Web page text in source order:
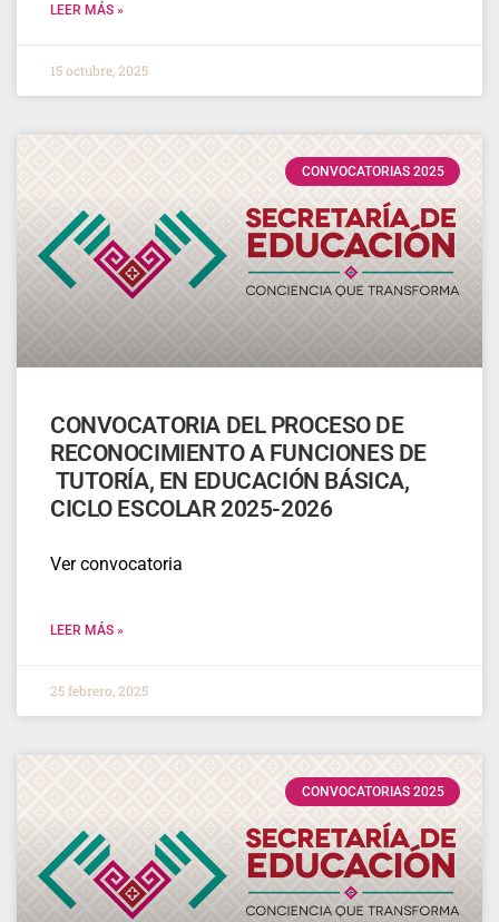
LEER MÁS »
15 octubre, 2025
CONVOCATORIAS 2025
CONVOCATORIA DEL PROCESO DE
RECONOCIMIENTO A FUNCIONES DE
TUTORÍA, EN EDUCACIÓN BÁSICA,
CICLO ESCOLAR 2025-2026
Ver convocatoria
LEER MÁS »
25 febrero, 2025
CONVOCATORIAS 2025